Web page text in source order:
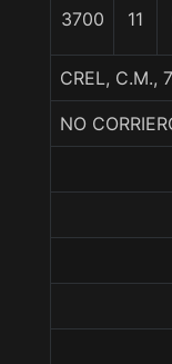
3700 11
CREL, C.M.,
NO